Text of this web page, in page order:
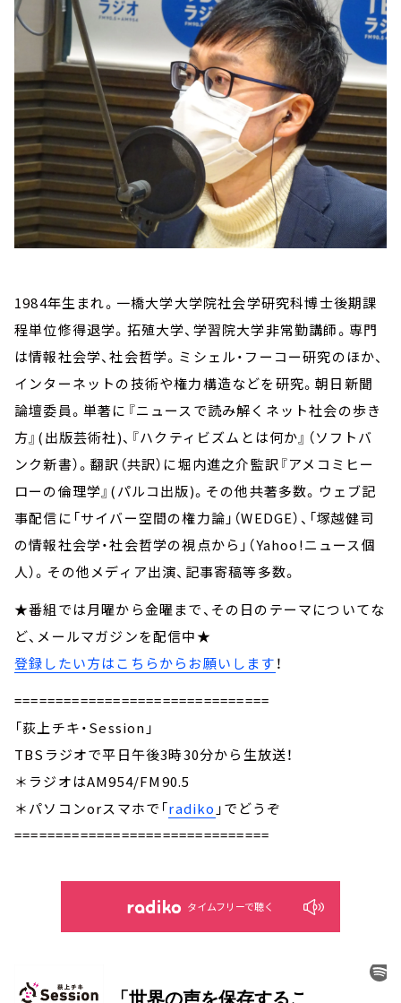
1984年生まれ。一橋大学大学院社会学研究科博士後期課
程単位修得退学。拓殖大学、学習院大学非常勤講師。専門
は情報社会学、社会哲学。ミシェル・フーコー研究のほか、
インターネットの技術や権力構造などを研究。朝日新聞
論壇委員。単著に『ニュースで読み解くネット社会の歩き
方』(出版芸術社)、『ハクティビズムとは何か』（ソフトバ
ンク新書）。翻訳（共訳）に堀内進之介監訳『アメコミヒー
ローの倫理学』(パルコ出版)。その他共著多数。ウェブ記
事配信に「サイバー空間の権力論」（WEDGE）、「塚越健司
の情報社会学・社会哲学の視点から」（Yahoo!ニュース個
人）。その他メディア出演、記事寄稿等多数。
★番組では月曜から金曜まで、その日のテーマについてな
ど、メールマガジンを配信中★
登録したい方はこちらからお願いします！
===============================
「荻上チキ・Session」
TBSラジオで平日午後3時30分から生放送！
＊ラジオはAM954/FM90.5
＊パソコンorスマホで「radiko 」でどうぞ
===============================
タイムフリーで聴く